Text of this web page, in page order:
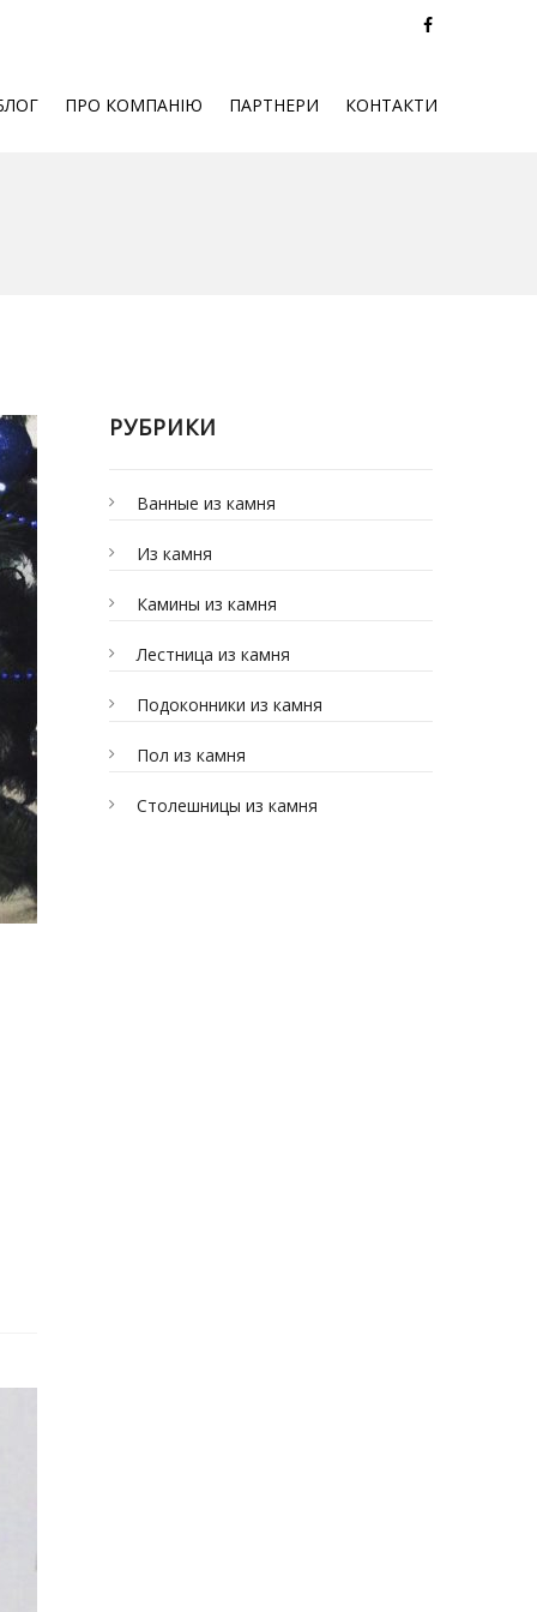
ПРО КОМПАНІЮ ПАРТНЕРИ КОНТАКТИ
РУБРИКИ
Ванные из камня
Из камня
Камины из камня
Лестница из камня
Подоконники из камня
Пол из камня
Столешницы из камня